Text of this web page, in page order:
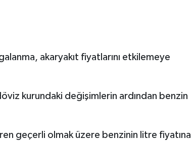
akaryakıt fiyatlarını etkilemeye
kurundaki değişimlerin ardından benzin
geçerli olmak üzere benzinin litre fiyatına